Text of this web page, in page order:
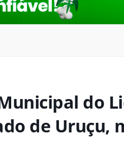
do
de Uruçu,